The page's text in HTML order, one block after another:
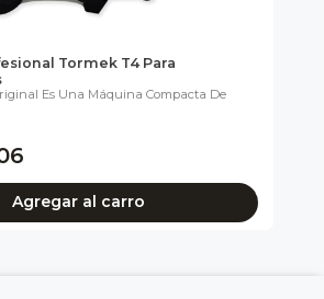
Tormek T4 Para
Es Una Máquina Compacta De
Agregar al carro